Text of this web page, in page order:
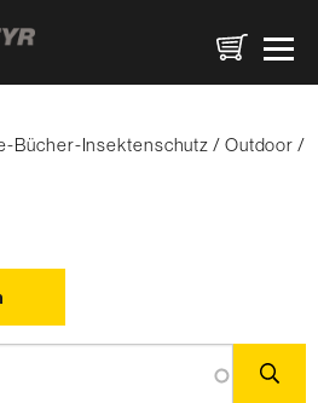
Bücher-Insektenschutz
Outdoor